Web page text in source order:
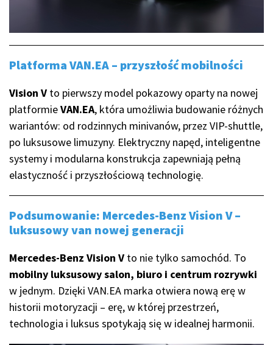
Platforma VAN.EA – przyszłość mobilności
Vision V to pierwszy model pokazowy oparty na nowej
platformieVAN.EA, która umożliwia budowanie różnych
wariantów: od rodzinnych minivanów, przez VIP-shuttle,
po luksusowe limuzyny. Elektryczny napęd, inteligentne
systemy i modularna konstrukcja zapewniają pełną
elastyczność i przyszłościową technologię.
Podsumowanie: Mercedes-Benz Vision V –
luksusowy van nowej generacji
Mercedes-Benz Vision V to nie tylko samochód. To
mobilny luksusowy salon, biuro i centrum rozrywki
w jednym. Dzięki VAN.EA marka otwiera nową erę w
historii motoryzacji – erę, w której przestrzeń,
technologia i luksus spotykają się w idealnej harmonii.